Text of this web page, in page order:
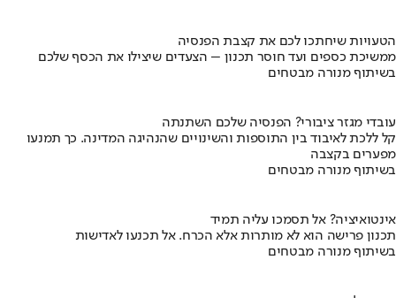
הטעויות שיחתכו לכם את קצבת הפנסיה
ממשיכת כספים ועד חוסר תכנון – הצעדים שיצילו את הכסף שלכם
בשיתוף מנורה מבטחים
עובדי מגזר ציבורי? הפנסיה שלכם השתנתה
קל ללכת לאיבוד בין התוספות והשינויים שהנהיגה המדינה. כך תמנעו
מפערים בקצבה
בשיתוף מנורה מבטחים
אינטואיציה? אל תסמכו עליה תמיד
תכנון פרישה הוא לא מותרות אלא הכרח. אל תכנעו לאדישות
בשיתוף מנורה מבטחים